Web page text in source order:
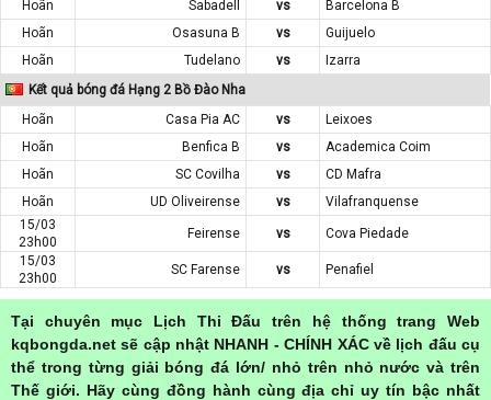
Hoãn
Sabadell vs
Barcelona B
Hoãn
Osasuna B vs
Guijuelo
Hoãn
Tudelano vs
Izarra
Kết quả bóng đá Hạng 2 Bồ Đào Nha
Hoãn
Casa Pia AC vs
Leixoes
Hoãn
Benfica B vs
Academica Coim
Hoãn
SC Covilha vs
CD Mafra
Hoãn
UD Oliveirense vs
Vilafranquense
15/03
23h00
Feirense vs
Cova Piedade
15/03
23h00
SC Farense vs Penafiel
Tại chuyên mục Lịch Thi Đấu trên hệ thống trang Web
kqbongda.net sẽ cập nhật NHANH - CHÍNH XÁC về lịch đấu cụ
thể trong từng giải bóng đá lớn/ nhỏ trên nhỏ nước và trên
Thế giới. Hãy cùng đồng hành cùng địa chỉ uy tín bậc nhất